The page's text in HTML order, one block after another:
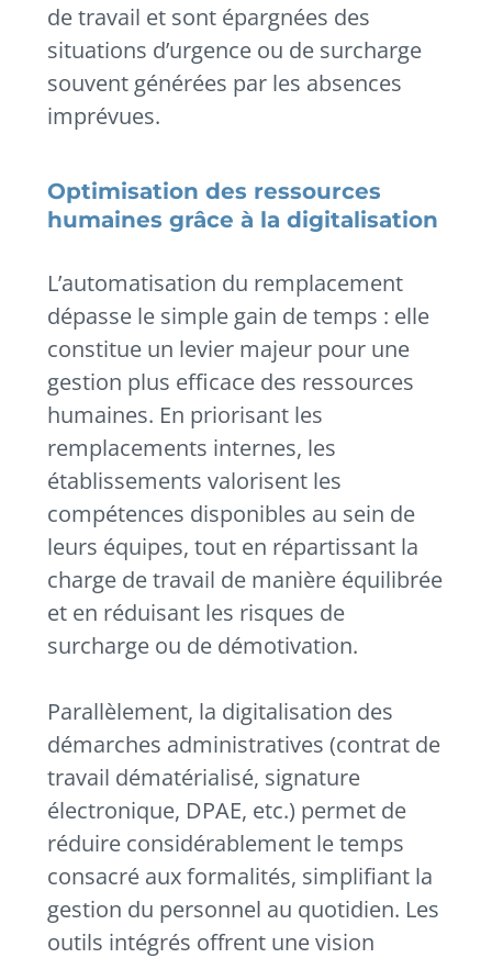
de travail et sont épargnées des
situations d’urgence ou de surcharge
souvent générées par les absences
imprévues.
Optimisation des ressources
humaines grâce à la digitalisation
L’automatisation du remplacement
dépasse le simple gain de temps : elle
constitue un levier majeur pour une
gestion plus efficace des ressources
humaines. En priorisant les
remplacements internes, les
établissements valorisent les
compétences disponibles au sein de
leurs équipes, tout en répartissant la
charge de travail de manière équilibrée
et en réduisant les risques de
surcharge ou de démotivation.
Parallèlement, la digitalisation des
démarches administratives (contrat de
travail dématérialisé, signature
électronique, DPAE, etc.) permet de
réduire considérablement le temps
consacré aux formalités, simplifiant la
gestion du personnel au quotidien. Les
outils intégrés offrent une vision